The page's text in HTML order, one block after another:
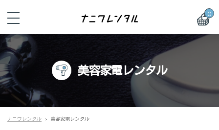
0
美容家電レンタル
ナニワレンタル 美容家電レンタル